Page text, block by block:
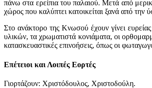
πάνω στα ερείπια του παλαιού. Μετά από
χώρος που καλύπτει κατοικείται ξανά από την
Στο ανάκτορο της Κνωσού έχουν γίνει
υλικών, τα χρωματιστά κονιάματα, οι
κατασκευαστικές επινοήσεις, όπως οι
Επέτειοι και Λοιπές Εορτές
Γιορτάζουν: Χριστόδουλος, Χριστοδούλη.